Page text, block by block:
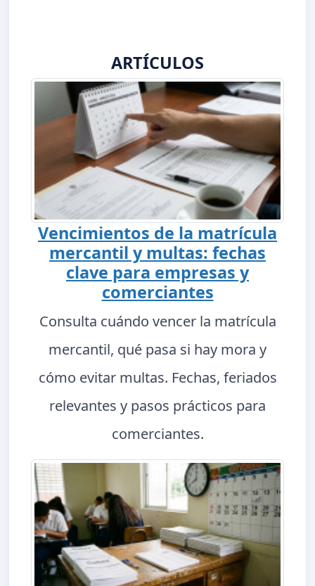
ARTÍCULOS
Vencimientos de la matrícula
mercantil y multas: fechas
clave para empresas y
comerciantes
Consulta cuándo vencer la matrícula
mercantil, qué pasa si hay mora y
cómo evitar multas. Fechas, feriados
relevantes y pasos prácticos para
comerciantes.